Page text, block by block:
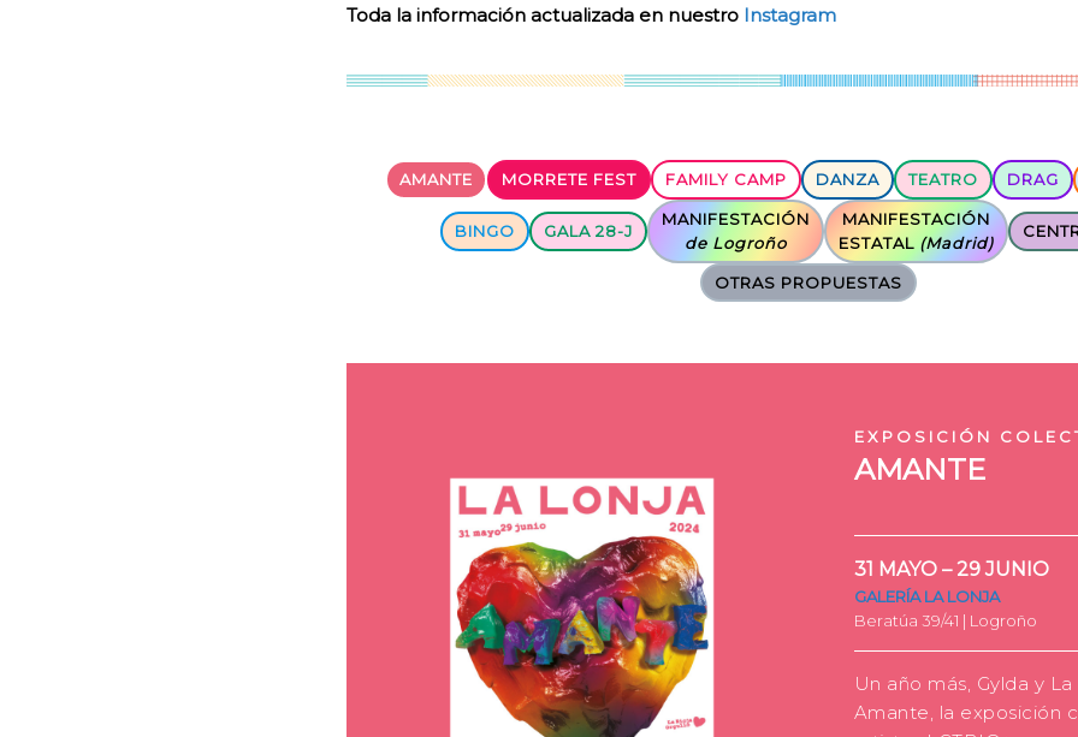
Toda la información actualizada en nuestro Instagram
AMANTE MORRETE FEST FAMILY CAMP DANZA TEATRO DRAG
BINGO GALA 28-J
MANIFESTACIÓN
de Logroño
MANIFESTACIÓN
ESTATAL (Madrid)
OTRAS PROPUESTAS
EXPOSICIÓN
AMANTE
31 MAYO – 29 JUNIO
GALERÍA LA LONJA
Beratúa 39/41 | Logroño
Un año más, Gylda y
Amante, la exposición